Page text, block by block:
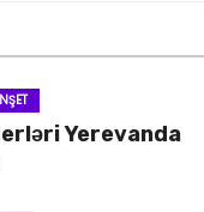
Yerevanda